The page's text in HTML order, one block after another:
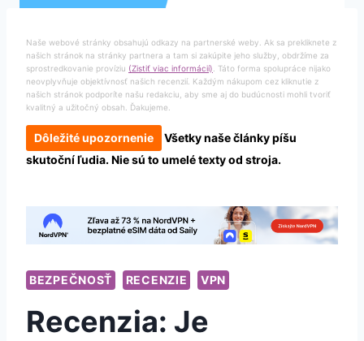
Naše webové stránky obsahujú odkazy na partnerské weby. Ak sa prekliknete z
našich stránok na stránky partnera a tam si zakúpite jeho služby, obdržíme za
sprostredkovanie províziu (Zistiť viac informácií) . Táto forma spolupráce nijako
neovplyvňuje objektívnosť našich recenzií. Každým nákupom cez kliknutie z
našich stránok podporíte našu redakciu, aby sme aj do budúcnosti mohli tvoriť
kvalitný a užitočný obsah. Ďakujeme.
Dôležité upozornenie
Všetky naše články píšu
skutoční ľudia. Nie sú to umelé texty od stroja.
BEZPEČNOSŤ RECENZIE VPN
Recenzia: Je